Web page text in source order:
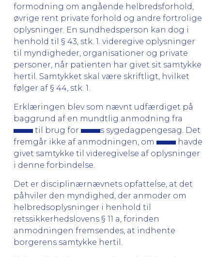
formodning om angående helbredsforhold,
øvrige rent private forhold og andre fortrolige
oplysninger. En sundhedsperson kan dog i
henhold til § 43, stk. 1. videregive oplysninger
til myndigheder, organisationer og private
personer, når patienten har givet sit samtykke
hertil. Samtykket skal være skriftligt, hvilket
følger af § 44, stk. 1.
Erklæringen blev som nævnt udfærdiget på
baggrund af en mundtlig anmodning fra
til brug for
s sygedagpengesag. Det
fremgår ikke af anmodningen, om
havde
givet samtykke til videregivelse af oplysninger
i denne forbindelse.
Det er disciplinærnævnets opfattelse, at det
påhviler den myndighed, der anmoder om
helbredsoplysninger i henhold til
retssikkerhedslovens § 11 a, forinden
anmodningen fremsendes, at indhente
borgerens samtykke hertil.